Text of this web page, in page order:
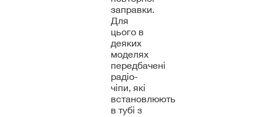
заправки.
Для
цього в
деяких
моделях
передбачені
радіо-
чіпи, які
встановлюють
в тубі з